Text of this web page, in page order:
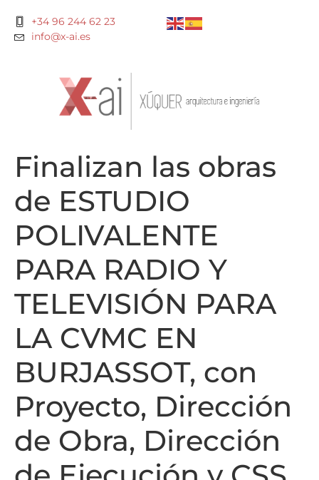
+34 96 244 62 23
info@x-ai.es
Finalizan las obras
de ESTUDIO
POLIVALENTE
PARA RADIO Y
TELEVISIÓN PARA
LA CVMC EN
BURJASSOT, con
Proyecto, Dirección
de Obra, Dirección